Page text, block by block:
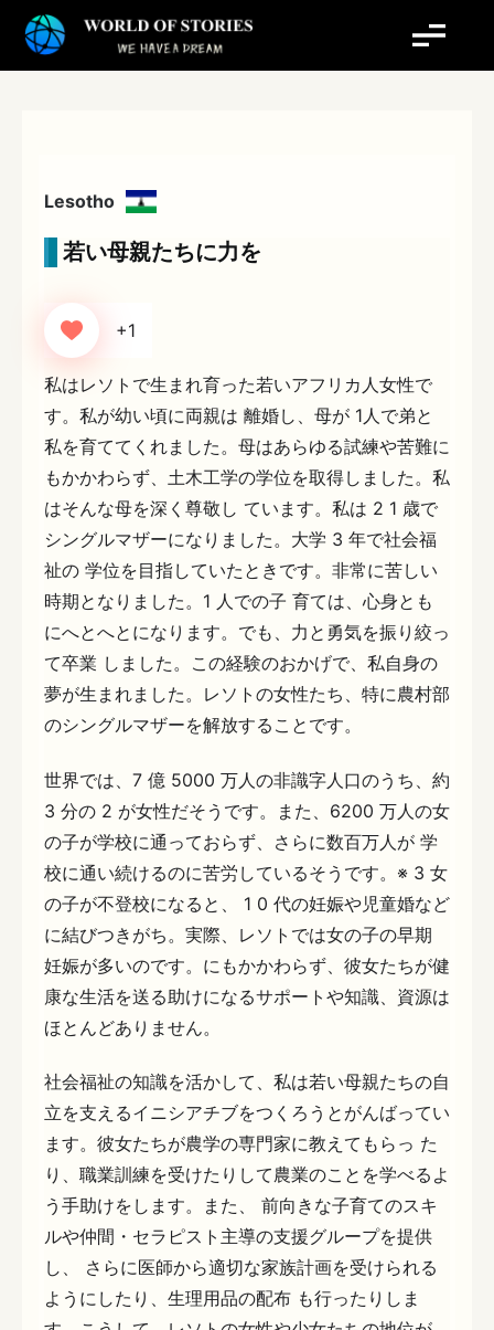
Lesotho
若い母親たちに力を
+1
私はレソトで生まれ育った若いアフリカ人女性で
す。私が幼い頃に両親は 離婚し、母が 1人で弟と
私を育ててくれました。母はあらゆる試練や苦難に
もかかわらず、土木工学の学位を取得しました。私
はそんな母を深く尊敬し ています。私は 2 1 歳で
シングルマザーになりました。大学 3 年で社会福
祉の 学位を目指していたときです。非常に苦しい
時期となりました。1 人での子 育ては、心身とも
にへとへとになります。でも、力と勇気を振り絞っ
て卒業 しました。この経験のおかげで、私自身の
夢が生まれました。レソトの女性たち、特に農村部
のシングルマザーを解放することです。
世界では、7 億 5000 万人の非識字人口のうち、約
3 分の 2 が女性だそうです。また、6200 万人の女
の子が学校に通っておらず、さらに数百万人が 学
校に通い続けるのに苦労しているそうです。※ 3 女
の子が不登校になると、 1 0 代の妊娠や児童婚など
に結びつきがち。実際、レソトでは女の子の早期
妊娠が多いのです。にもかかわらず、彼女たちが健
康な生活を送る助けになるサポートや知識、資源は
ほとんどありません。
社会福祉の知識を活かして、私は若い母親たちの自
立を支えるイニシアチブをつくろうとがんばってい
ます。彼女たちが農学の専門家に教えてもらっ た
り、職業訓練を受けたりして農業のことを学べるよ
う手助けをします。また、 前向きな子育てのスキ
ルや仲間・セラピスト主導の支援グループを提供
し、 さらに医師から適切な家族計画を受けられる
ようにしたり、生理用品の配布 も行ったりしま